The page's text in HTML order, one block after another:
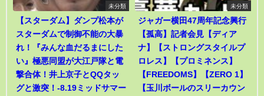
未分類
【スターダム】ダンプ松本が
スターダムで制御不能の大暴
れ！『みんな血だるまにした
い』極悪同盟が大江戸隊と電
撃合体！井上京子とQQタッ
グと激突！-8.19ミッドサマー
未分類
ジャガー横田47周年記念興行
【孤高】記者会見【ディア
ナ】【ストロングスタイルプ
ロレス】【プロミネンス】
【FREEDOMS】【ZERO 1】
【玉川ボールのスリーカウン